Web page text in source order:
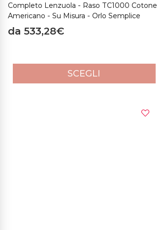
Completo Lenzuola - Raso TC1000 Cotone
Americano - Su Misura - Orlo Semplice
da 533,28€
SCEGLI